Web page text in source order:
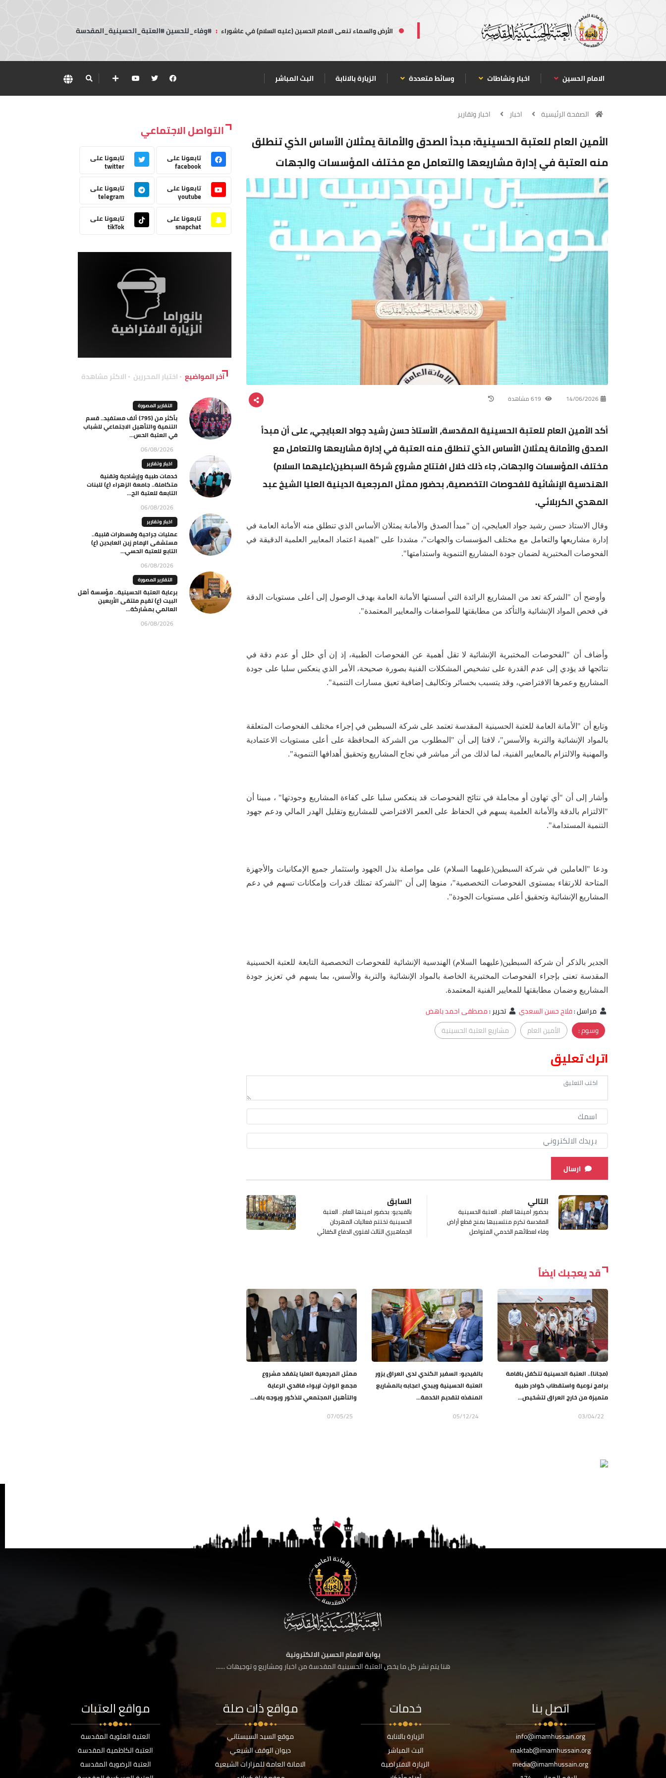
الأرض والسماء تنعى الامام الحسين (عليه السلام) في عاشوراء : #وفاء_للحسين #العتبة_الحسينية_المقدسة
الامام الحسين اخبار ونشاطات وسائط متعددة الزيارة بالانابة البث المباشر
الصفحة الرئيسية اخبار اخبار وتقارير
الأمين العام للعتبة الحسينية: مبدأ الصدق والأمانة يمثلان الأساس الذي تنطلق
منه العتبة في إدارة مشاريعها والتعامل مع مختلف المؤسسات والجهات
14/06/2026
‏أكد الأمين العام للعتبة الحسينية المقدسة، الأستاذ حسن رشيد جواد العبايجي، على أن مبدأ
الصدق والأمانة يمثلان الأساس الذي تنطلق منه العتبة في إدارة مشاريعها والتعامل مع
مختلف المؤسسات والجهات، ‏جاء ذلك خلال افتتاح مشروع شركة السبطين(عليهما السلام)
الهندسية الإنشائية للفحوصات التخصصية، بحضور ممثل المرجعية الدينية العليا الشيخ عبد
المهدي الكربلائي.
وقال الاستاذ حسن رشيد جواد العبايجي، إن "مبدأ الصدق والأمانة يمثلان الأساس الذي تنطلق منه الأمانة العامة في
إدارة مشاريعها والتعامل مع مختلف المؤسسات والجهات"، مشددا على "اهمية اعتماد المعايير العلمية الدقيقة في
الفحوصات المختبرية لضمان جودة المشاريع التنموية واستدامتها".
‏ وأوضح أن "الشركة تعد من المشاريع الرائدة التي أسستها الأمانة العامة بهدف الوصول إلى أعلى مستويات الدقة
في فحص المواد الإنشائية والتأكد من مطابقتها للمواصفات والمعايير المعتمدة".
‏وأضاف أن "الفحوصات المختبرية الإنشائية لا تقل أهمية عن الفحوصات الطبية، إذ إن أي خلل أو عدم دقة في
نتائجها قد يؤدي إلى عدم القدرة على تشخيص المشكلات الفنية بصورة صحيحة، الأمر الذي ينعكس سلبا على جودة
المشاريع وعمرها الافتراضي، وقد يتسبب بخسائر وتكاليف إضافية تعيق مسارات التنمية".
‏وتابع أن "الأمانة العامة للعتبة الحسينية المقدسة تعتمد على شركة السبطين في إجراء مختلف الفحوصات المتعلقة
بالمواد الإنشائية والتربة والأسس"، لافتا إلى أن "المطلوب من الشركة المحافظة على أعلى مستويات الاعتمادية
والمهنية والالتزام بالمعايير الفنية، لما لذلك من أثر مباشر في نجاح المشاريع وتحقيق أهدافها التنموية".
‏وأشار إلى أن "أي تهاون أو مجاملة في نتائج الفحوصات قد ينعكس سلبا على كفاءة المشاريع وجودتها" ، مبينا أن
"الالتزام بالدقة والأمانة العلمية يسهم في الحفاظ على العمر الافتراضي للمشاريع وتقليل الهدر المالي ودعم جهود
التنمية المستدامة".
‏ودعا "العاملين في شركة السبطين(عليهما السلام) على مواصلة بذل الجهود واستثمار جميع الإمكانيات والأجهزة
المتاحة للارتقاء بمستوى الفحوصات التخصصية"، منوها إلى أن "الشركة تمتلك قدرات وإمكانات تسهم في دعم
المشاريع الإنشائية وتحقيق أعلى مستويات الجودة".
‏الجدير بالذكر أن شركة السبطين(عليهما السلام) الهندسية الإنشائية للفحوصات التخصصية التابعة للعتبة الحسينية
المقدسة تعنى بإجراء الفحوصات المختبرية الخاصة بالمواد الإنشائية والتربة والأسس، بما يسهم في تعزيز جودة
المشاريع وضمان مطابقتها للمعايير الفنية المعتمدة.
مراسل:فلاح حسن السعدي تحرير:مصطفى احمد باهض
وسوم :
الأمين العام مشاريع العتبة الحسينية
اترك تعليق
ارسال
السابق
بالفيديو: بحضور امينها العام.. العتبة
الحسينية تختتم فعاليات المهرجان
الجماهيري الثالث لفتوى الدفاع الكفائي
التالي
بحضور امينها العام.. العتبة الحسينية
المقدسة تكرم منتسبيها بمنح قطع أراض
وفاء لعطائهم الخدمي المتواصل
قد يعجبك ايضاً
(مجانا).. العتبة الحسينية تتكفل باقامة
برامج نوعية واستقطاب كوادر طبية
متميزة من خارج العراق لتشخيص...
03/04/22
بالفيديو: السفير الكندي لدى العراق يزور
العتبة الحسينية ويبدي اعجابه بالمشاريع
المنفذه لتقديم الخدمة...
05/12/24
ممثل المرجعية العليا يتفقد مشروع
مجمع الوارث لإيواء فاقدي الرعاية
والتأهيل المجتمعي للذكور ويوجه باف...
07/05/25
التواصل الاجتماعي
تابعونا على
facebook
تابعونا على
twitter
تابعونا على
youtube
تابعونا على
telegram
تابعونا على
snapchat
تابعونا على
tikTok
آخر المواضيع اختيار المحررين الاكثر مشاهدة
التقارير المصورة
بأكثر من (795) ألف مستفيد.. قسم
التنمية والتأهيل الاجتماعي للشباب
في العتبة الحس...
06/08/2026
اخبار وتقارير
خدمات طبية وإرشادية وتقنية
متكاملة.. جامعة الزهراء (ع) للبنات
التابعة للعتبة الح...
06/08/2026
اخبار وتقارير
عمليات جراحية وقسطرات قلبية..
مستشفى الإمام زين العابدين (ع)
التابع للعتبة الحسي...
06/08/2026
التقارير المصورة
برعاية العتبة الحسينية.. مؤسسة أهل
البيت (ع) تقيم ملتقى الأربعين
العالمي بمشاركة...
06/08/2026
بوابة الامام الحسين الالكترونية
هنا يتم نشر كل ما يخص العتبة الحسينية المقدسة من اخبار ومشاريع و توجيهات ......
اتصل بنا
info@imamhussain.org
maktab@imamhussain.org
media@imamhussain.org
خدمات
الزيارة بالانابة
البث المباشر
الزيارة الافتراضية
مواقع ذات صلة
موقع السيد السيستاني
ديوان الوقف الشيعي
الامانة العامة للمزارات الشيعية
مواقع العتبات
العتبة العلوية المقدسة
العتبة الكاظمية المقدسة
العتبة الرضوية المقدسة